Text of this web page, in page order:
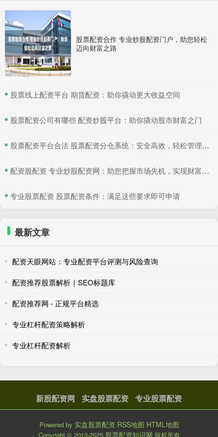
股票配资合作 专业炒股配资门户，助您轻松
迈向财富之路
​股票线上配资平台 期货配资：助你撬动更大收益空间
​股票配资公司有哪些 配资炒股平台：助你撬动股市财富之门
​股票配资平台合法 股票配资分仓系统：安全高效，轻松管理多仓位
​配资股配资 专业炒股配资网：助您把握市场先机，实现财富增值
​专业股票配资 股票配资条件：满足这些要求即可申请
最新文章
配资天眼网站：专业配资平台评测与风险查询
配资推荐股票解析｜SEO标题库
配资推荐网 - 正规平台精选
专业杠杆配资策略解析
专业杠杆配资解析
新股配资网 实盘股票配资 专业股票配资
Powered by 实盘股票配资 RSS地图 HTML地图
Copyright © 2013-2025 股票配资知识网 版权所有